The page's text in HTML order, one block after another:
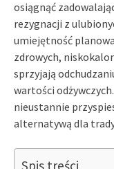
osiągnąć
rezygnacji z
umiejętność
zdrowych,
sprzyjają
wartości
nieustannie
alternatywą dla
Spis treści